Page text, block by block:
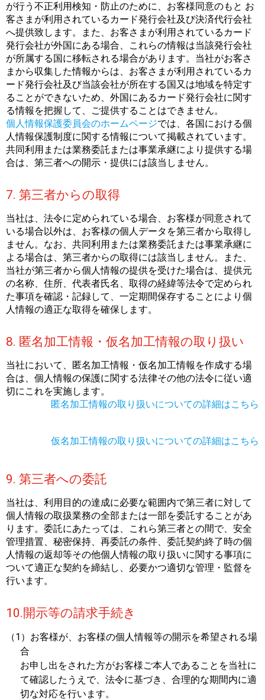
が行う不正利用検知・防止のために、お客様同意のもと お
客さまが利用されているカード発行会社及び決済代行会社
へ提供致します。また、お客さまが利用されているカード
発行会社が外国にある場合、これらの情報は当該発行会社
が所属する国に移転される場合があります。当社がお客さ
まから収集した情報からは、お客さまが利用されているカ
ード発行会社及び当該会社が所在する国又は地域を特定す
ることができないため、外国にあるカード発行会社に関す
る情報を把握して、ご提供することはできません。
個人情報保護委員会のホームページでは、各国における個
人情報保護制度に関する情報について掲載されています。
共同利用または業務委託または事業承継により提供する場
合は、第三者への開示・提供には該当しません。
7. 第三者からの取得
当社は、法令に定められている場合、お客様が同意されて
いる場合以外は、お客様の個人データを第三者から取得し
ません。なお、共同利用または業務委託または事業承継に
よる場合は、第三者からの取得には該当しません。また、
当社が第三者から個人情報の提供を受けた場合は、提供元
の名称、住所、代表者氏名、取得の経緯等法令で定められ
た事項を確認・記録して、一定期間保存することにより個
人情報の適正な取得を確保します。
8. 匿名加工情報・仮名加工情報の取り扱い
当社において、匿名加工情報・仮名加工情報を作成する場
合は、個人情報の保護に関する法律その他の法令に従い適
切にこれを実施します。
匿名加工情報の取り扱いについての詳細はこちら
仮名加工情報の取り扱いについての詳細はこちら
9. 第三者への委託
当社は、利用目的の達成に必要な範囲内で第三者に対して
個人情報の取扱業務の全部または一部を委託することがあ
ります。委託にあたっては、これら第三者との間で、安全
管理措置、秘密保持、再委託の条件、委託契約終了時の個
人情報の返却等その他個人情報の取り扱いに関する事項に
ついて適正な契約を締結し、必要かつ適切な管理・監督を
行います。
10.開示等の請求手続き
（1）お客様が、お客様の個人情報等の開示を希望される場
合
お申し出をされた方がお客様ご本人であることを当社に
て確認したうえで、法令に基づき、合理的な期間内に適
切な対応を行います。